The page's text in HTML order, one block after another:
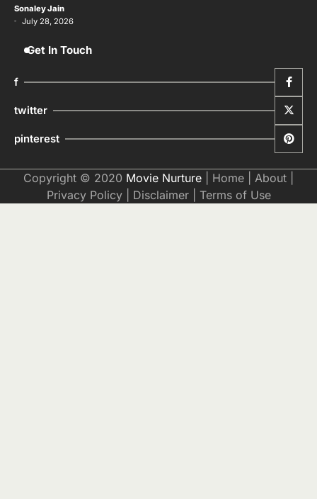
Sonaley Jain
July 28, 2026
Get In Touch
f
twitter
pinterest
Copyright © 2020 Movie Nurture Home About
Privacy Policy| Disclaimer| Terms of Use